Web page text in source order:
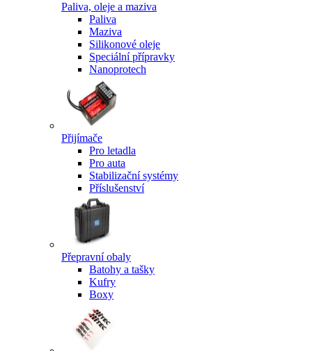
Paliva, oleje a maziva
Paliva
Maziva
Silikonové oleje
Speciální přípravky
Nanoprotech
Přijímače
Pro letadla
Pro auta
Stabilizační systémy
Příslušenství
Přepravní obaly
Batohy a tašky
Kufry
Boxy